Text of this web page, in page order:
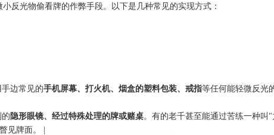
反光物偷看牌的作弊手段。以下是几种常见的实现方式：
边常见的手机屏幕、打火机、烟盒的塑料包装、戒指等任何能轻微反光
隐形眼镜、经过特殊处理的牌或赌桌。有的老千甚至能通过苦练一种叫
见牌面。 |